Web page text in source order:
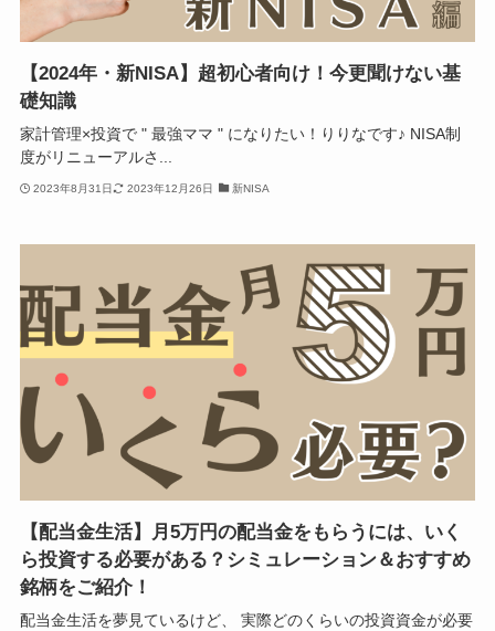
【2024年・新NISA】超初心者向け！今更聞けない基
礎知識
家計管理×投資で " 最強ママ " になりたい！りりなです♪ NISA制
度がリニューアルさ...
2023年8月31日 2023年12月26日 新NISA
【配当金生活】月5万円の配当金をもらうには、いく
ら投資する必要がある？シミュレーション＆おすすめ
銘柄をご紹介！
配当金生活を夢見ているけど、 実際どのくらいの投資資金が必要